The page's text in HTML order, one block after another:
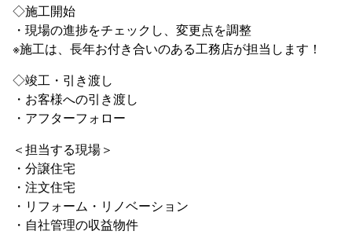
◇施工開始
・現場の進捗をチェックし、変更点を調整
※施工は、長年お付き合いのある工務店が担当します！
◇竣工・引き渡し
・お客様への引き渡し
・アフターフォロー
＜担当する現場＞
・分譲住宅
・注文住宅
・リフォーム・リノベーション
・自社管理の収益物件